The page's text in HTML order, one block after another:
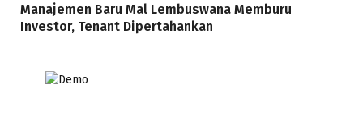
Manajemen Baru Mal Lembuswana Memburu
Investor, Tenant Dipertahankan